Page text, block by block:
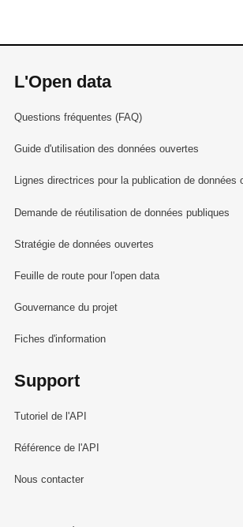
L'Open data
Questions fréquentes (FAQ)
Guide d'utilisation des données ouvertes
Lignes directrices pour la publication de données
Demande de réutilisation de données publiques
Stratégie de données ouvertes
Feuille de route pour l'open data
Gouvernance du projet
Fiches d'information
Support
Tutoriel de l'API
Référence de l'API
Nous contacter